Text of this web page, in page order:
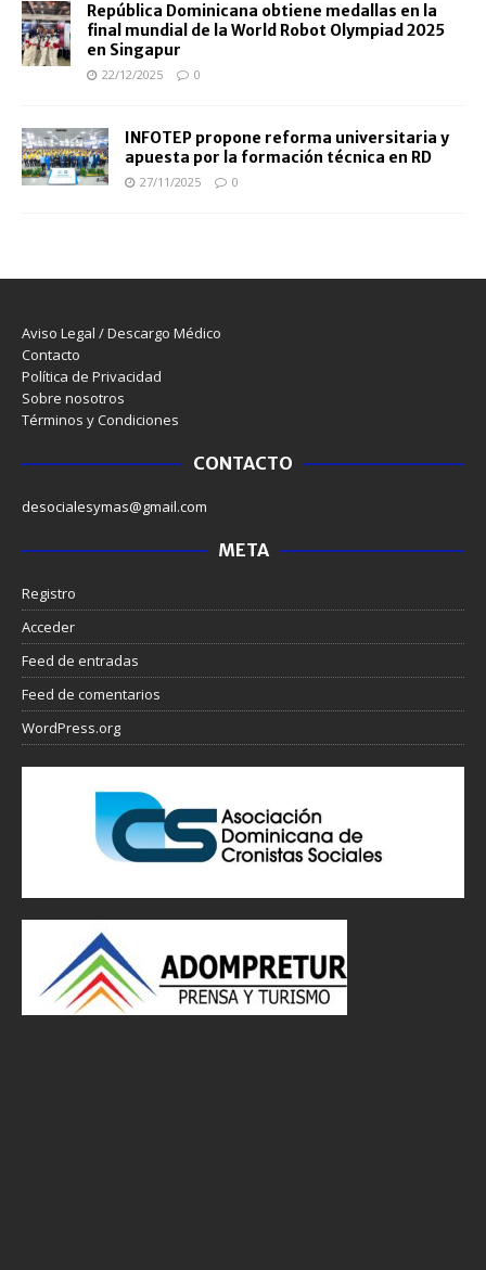
República Dominicana obtiene medallas en la
final mundial de la World Robot Olympiad 2025
en Singapur
22/12/2025 0
INFOTEP propone reforma universitaria y
apuesta por la formación técnica en RD
27/11/2025 0
Aviso Legal / Descargo Médico
Contacto
Política de Privacidad
Sobre nosotros
Términos y Condiciones
CONTACTO
desocialesymas@gmail.com
META
Registro
Acceder
Feed de entradas
Feed de comentarios
WordPress.org